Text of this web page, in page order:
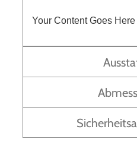
Your Content Goes Here